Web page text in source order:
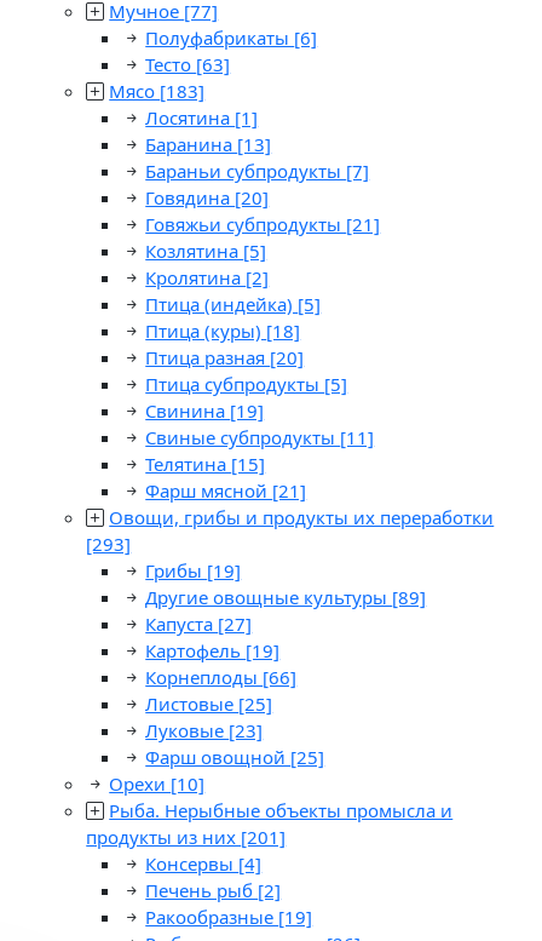
Мучное [77]
Полуфабрикаты [6]
Тесто [63]
Мясо [183]
Лосятина [1]
Баранина [13]
Бараньи субпродукты [7]
Говядина [20]
Говяжьи субпродукты [21]
Козлятина [5]
Кролятина [2]
Птица (индейка) [5]
Птица (куры) [18]
Птица разная [20]
Птица субпродукты [5]
Свинина [19]
Свиные субпродукты [11]
Телятина [15]
Фарш мясной [21]
Овощи, грибы и продукты их переработки
[293]
Грибы [19]
Другие овощные культуры [89]
Капуста [27]
Картофель [19]
Корнеплоды [66]
Листовые [25]
Луковые [23]
Фарш овощной [25]
Орехи [10]
Рыба. Нерыбные объекты промысла и
продукты из них [201]
Консервы [4]
Печень рыб [2]
Ракообразные [19]